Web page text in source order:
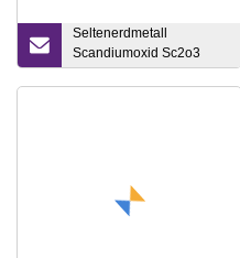
Seltenerdmetall
Scandiumoxid Sc2o3
CAS12060